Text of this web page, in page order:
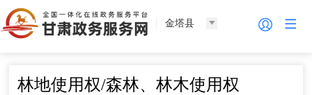
金塔县
林地使用权/森林、林木使用权